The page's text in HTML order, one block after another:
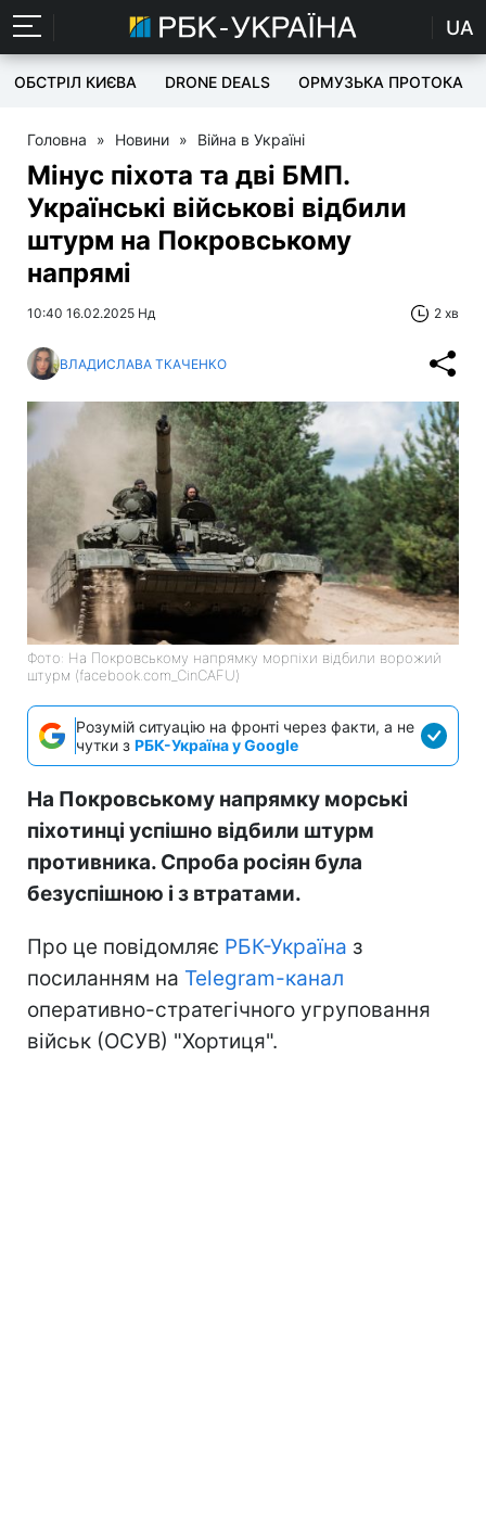
UA
ОБСТРІЛ КИЄВА DRONE DEALS ОРМУЗЬКА ПРОТОКА
Головна » Новини » Війна в Україні
Мінус піхота та дві БМП.
Українські військові відбили
штурм на Покровському
напрямі
10:40 16.02.2025 Нд 2 хв
ВЛАДИСЛАВА ТКАЧЕНКО
Фото: На Покровському напрямку морпіхи відбили ворожий
штурм (facebook.com_CinCAFU)
Розумій ситуацію на фронті через факти, а не
чутки з РБК-Україна у Google
На Покровському напрямку морські
піхотинці успішно відбили штурм
противника. Спроба росіян була
безуспішною і з втратами.
Про це повідомляє РБК-Україна з
посиланням на Telegram-канал
оперативно-стратегічного угруповання
військ (ОСУВ) "Хортиця".